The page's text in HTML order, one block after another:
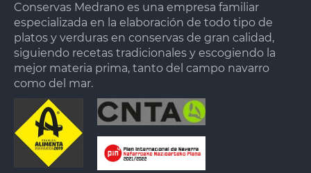
Conservas Medrano es una empresa familiar
especializada en la elaboración de todo tipo de
platos y verduras en conservas de gran calidad,
siguiendo recetas tradicionales y escogiendo la
mejor materia prima, tanto del campo navarro
como del mar.